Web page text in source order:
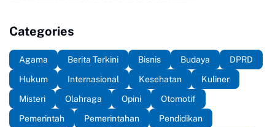
Categories
Agama Berita Terkini Bisnis Budaya
DPRD
Hukum
Internasional Kesehatan
Kuliner
Misteri
Olahraga Opini
Otomotif
Pemerintah
Pemerintahan
Pendidikan